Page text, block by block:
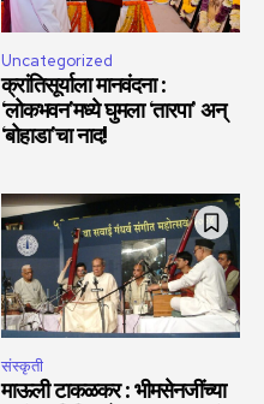
Uncategorized
क्रांतिसूर्याला मानवंदना :
‘लोकभवन’मध्ये घुमला ‘तारपा’ अन्
‘बोहाडा’चा नाद!
संस्कृती
माऊली टाकळकर : भीमसेनजींच्या